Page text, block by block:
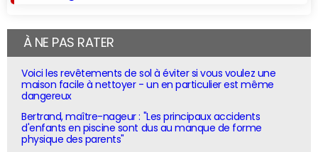
À NE PAS RATER
Voici les revêtements de sol à éviter si vous voulez une
maison facile à nettoyer - un en particulier est même
dangereux
Bertrand, maître-nageur : "Les principaux accidents
d'enfants en piscine sont dus au manque de forme
physique des parents"